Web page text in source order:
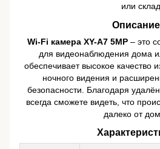
или
Описание
Wi-Fi камера XY-A7 5MP – это
для видеонаблюдения дома
обеспечивает высокое качество
ночного видения и
безопасности. Благодаря
всегда сможете видеть, что
далеко от